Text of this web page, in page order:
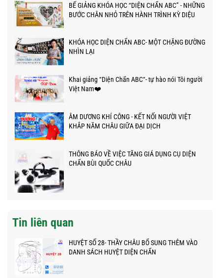
BẾ GIẢNG KHÓA HỌC “DIỆN CHẨN ABC” - NHỮNG
BƯỚC CHÂN NHỎ TRÊN HÀNH TRÌNH KỲ DIỆU
KHÓA HỌC DIỆN CHẨN ABC- MỘT CHẶNG ĐƯỜNG
NHÌN LẠI
Khai giảng “Diện Chẩn ABC“- tự hào nói Tôi người
Việt Nam❤️
ÂM DƯƠNG KHÍ CÔNG - KẾT NỐI NGƯỜI VIỆT
KHẮP NĂM CHÂU GIỮA ĐẠI DỊCH
THÔNG BÁO VỀ VIỆC TĂNG GIÁ DỤNG CỤ DIỆN
CHẨN BÙI QUỐC CHÂU
Tin liên quan
HUYỆT SỐ 28- THẦY CHÂU BỔ SUNG THÊM VÀO
DANH SÁCH HUYỆT DIỆN CHẨN